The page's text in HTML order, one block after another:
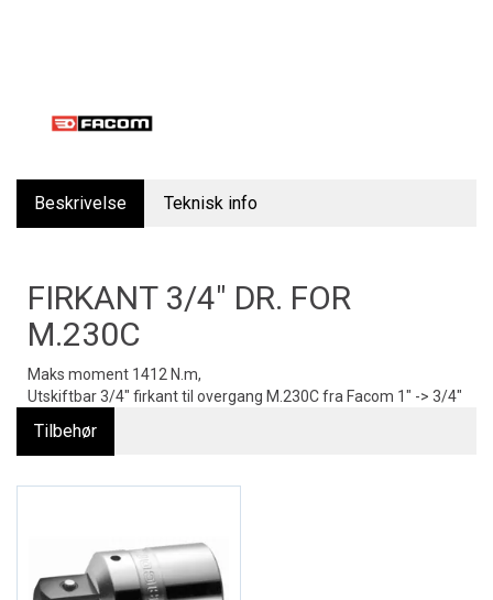
Beskrivelse Teknisk info
FIRKANT 3/4" DR. FOR
M.230C
Maks moment 1412 N.m,
Utskiftbar 3/4" firkant til overgang M.230C fra Facom 1" -> 3/4"
Tilbehør